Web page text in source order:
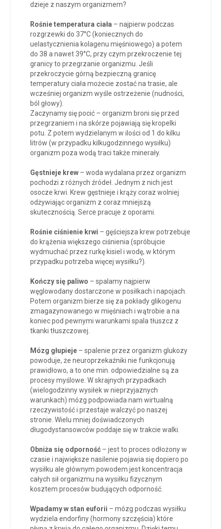
dzieje z naszym organizmem?
Rośnie temperatura ciała – najpierw podczas
rozgrzewki do 37°C (koniecznych do
uelastycznienia kolagenu mięśniowego) a potem
do 38 a nawet 39°C, przy czym przekroczenie tej
granicy to przegrzanie organizmu. Jeśli
przekroczycie górną bezpieczną granicę
temperatury ciała możecie zostać na trasie, ale
wcześniej organizm wyśle ostrzeżenie (nudności,
ból głowy).
Zaczynamy się pocić – organizm broni się przed
przegrzaniem i na skórze pojawiają się kropelki
potu. Z potem wydzielanym w ilości od 1 do kilku
litrów (w przypadku kilkugodzinnego wysiłku)
organizm poza wodą traci także minerały.
Gęstnieje krew – woda wydalana przez organizm
pochodzi z różnych źródeł. Jednym z nich jest
osocze krwi. Krew gęstnieje i krąży coraz wolniej
odżywiając organizm z coraz mniejszą
skutecznością. Serce pracuje z oporami.
Rośnie ciśnienie krwi – gęściejsza krew potrzebuje
do krążenia większego ciśnienia (spróbujcie
wydmuchać przez rurkę kisiel i wodę, w którym
przypadku potrzeba więcej wysiłku?).
Kończy się paliwo – spalamy najpierw
węglowodany dostarczone w posiłkach i napojach.
Potem organizm bierze się za pokłady glikogenu
zmagazynowanego w mięśniach i wątrobie a na
koniec pod pewnymi warunkami spala tłuszcz z
tkanki tłuszczowej.
Mózg głupieje – spalenie przez organizm glukozy
powoduje, że neuroprzekaźniki nie funkcjonują
prawidłowo, a to one min. odpowiedzialne są za
procesy myślowe. W skrajnych przypadkach
(wielogodzinny wysiłek w nieprzyjaznych
warunkach) mózg podpowiada nam wirtualną
rzeczywistość i przestaje walczyć po naszej
stronie. Wielu mniej doświadczonych
długodystansowców poddaje się w trakcie walki.
Obniża się odporność – jest to proces odłożony w
czasie i największe nasilenie pojawia się dopiero po
wysiłku ale głównym powodem jest koncentracja
całych sił organizmu na wysiłku fizycznym
kosztem procesów budujących odporność.
Wpadamy w stan euforii – mózg podczas wysiłku
wydziela endorfiny (hormony szczęścia) które